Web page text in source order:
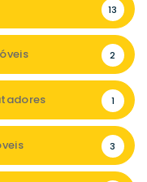
13
2
1
3